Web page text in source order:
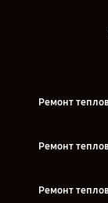
Ремонт
Ремонт
Ремонт